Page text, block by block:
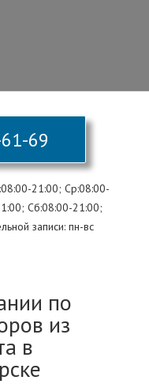
69
21:00; Ср:08:00-
Сб:08:00-21:00;
записи: пн-вс
по
из
в